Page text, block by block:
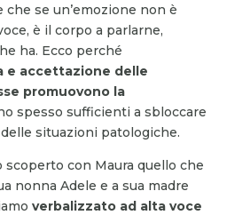
che se un’emozione non è
è il corpo a parlarne,
ha. Ecco perché
e accettazione delle
promuovono la
spesso sufficienti a sbloccare
situazioni patologiche.
scoperto con Maura quello che
nonna Adele e a sua madre
verbalizzato ad alta voce